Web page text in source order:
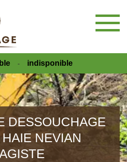
- indisponible
DESSOUCHAGE
NEVIAN